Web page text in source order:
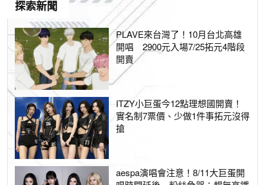
探索新聞
PLAVE來台灣了！10月台北高雄
開唱 2900元入場7/25拓元4階段
開賣
ITZY小巨蛋今12點理想國開賣！
實名制7票價、少做1件事拓元沒得
搶
aespa演唱會注意！8/11大巨蛋開